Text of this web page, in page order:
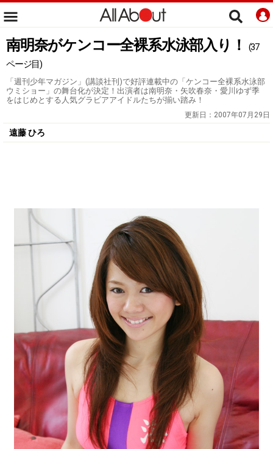
南明奈がケンコー全裸系水泳部入り！
(37
ページ目)
「週刊少年マガジン」(講談社刊)で好評連載中の「ケンコー全裸系水泳部
ウミショー」の舞台化が決定！出演者は南明奈・矢吹春奈・愛川ゆず季
をはじめとする人気グラビアアイドルたちが揃い踏み！
更新日： 2007年07月29日
遠藤 ひろ